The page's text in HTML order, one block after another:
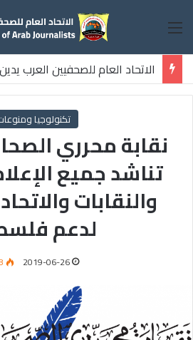
القائمة
الاتحاد العام للصحفيين العرب
ثلاثة صحفيين فلسطينيين باستهداف
تكنولوجيا
نقابة محرري
تناشد جميع
والنقابات
لدعم
2019-06-26